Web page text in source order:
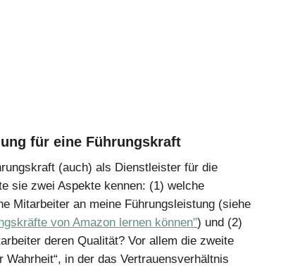
für eine Führungskraft
(auch) als Dienstleister für die
sie zwei Aspekte kennen: (1) welche
Mitarbeiter an meine Führungsleistung (siehe
von Amazon lernen können") und (2)
deren Qualität? Vor allem die zweite
Wahrheit“, in der das Vertrauensverhältnis